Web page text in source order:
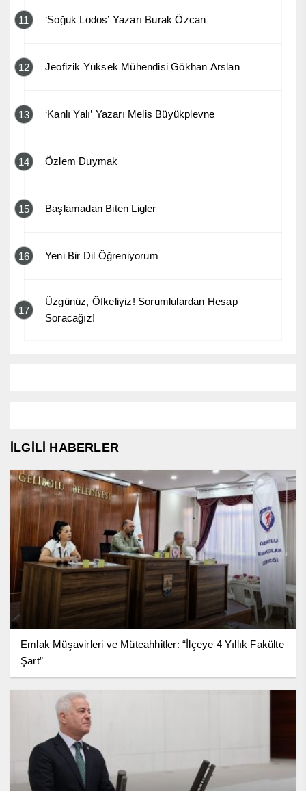
11 ‘Soğuk Lodos’ Yazarı Burak Özcan
12 Jeofizik Yüksek Mühendisi Gökhan Arslan
13 ‘Kanlı Yalı’ Yazarı Melis Büyükplevne
14 Özlem Duymak
15 Başlamadan Biten Ligler
16 Yeni Bir Dil Öğreniyorum
17
Üzgünüz, Öfkeliyiz! Sorumlulardan Hesap
Soracağız!
İLGİLİ HABERLER
Emlak Müşavirleri ve Müteahhitler: “İlçeye 4 Yıllık Fakülte
Şart”